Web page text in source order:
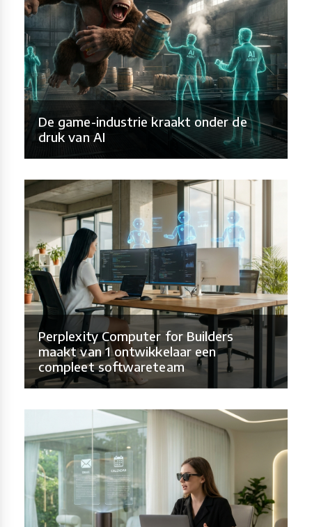
De game-industrie kraakt onder de
druk van AI
Perplexity Computer for Builders
maakt van 1 ontwikkelaar een
compleet softwareteam